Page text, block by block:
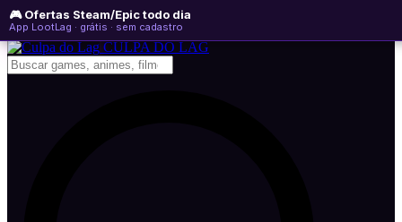
🎮 Ofertas Steam/Epic todo dia
App LootLag · grátis · sem cadastro
quinta-feira, 06 de agosto de 2026
Newsletter
CULPA DO LAG